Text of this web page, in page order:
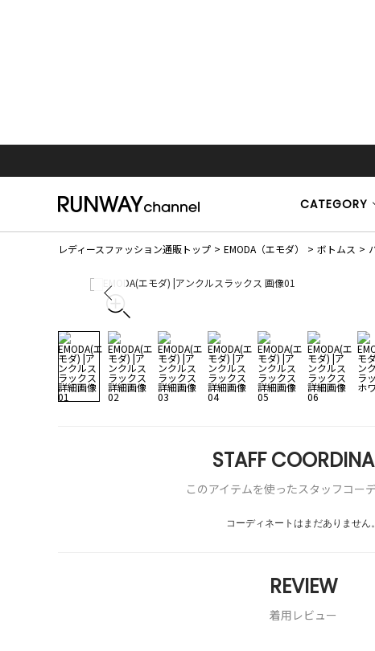
CATEGORY
レディースファッション通販トップ EMODA（エモダ） ボトムス
STAFF
このアイテムを使ったスタッフコー
コーディネートはまだありません。
REVIEW
着用レビュー